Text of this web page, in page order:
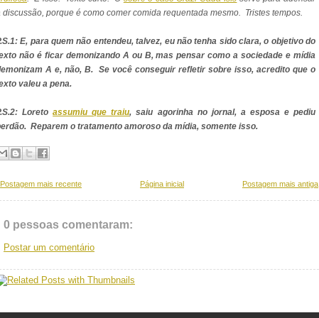
discussão, porque é como comer comida requentada mesmo. Tristes tempos.
E, para quem não entendeu, talvez, eu não tenha sido clara, o objetivo do
não é ficar demonizando A ou B, mas pensar como a sociedade e mídia
A e, não, B. Se você conseguir refletir sobre isso, acredito que o
valeu a pena.
Loretoassumiu que traiu, saiu agorinha no jornal, a esposa e pediu
Reparem o tratamento amoroso da mídia, somente isso.
Postagem mais recente Postagem mais antiga
Página inicial
0 pessoas comentaram:
Postar um comentário